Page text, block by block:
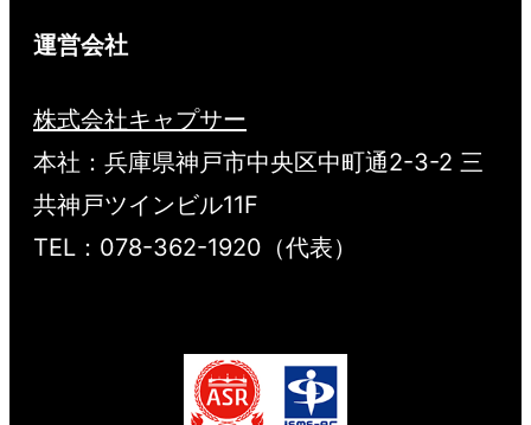
運営会社
株式会社キャプサー
本社：兵庫県神戸市中央区中町通2-3-2 三
共神戸ツインビル11F
TEL：078-362-1920（代表）